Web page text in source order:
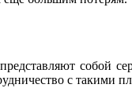
собой
с